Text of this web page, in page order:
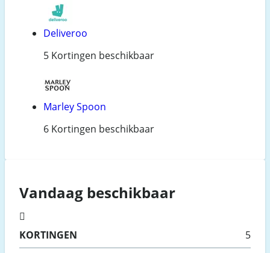
Deliveroo
5 Kortingen beschikbaar
Marley Spoon
6 Kortingen beschikbaar
Vandaag beschikbaar
KORTINGEN
5